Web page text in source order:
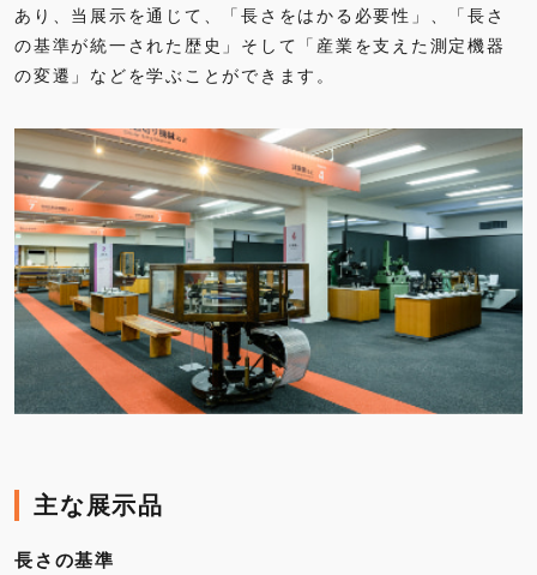
あり、当展示を通じて、「長さをはかる必要性」、「長さ
の基準が統一された歴史」そして「産業を支えた測定機器
の変遷」などを学ぶことができます。
主な展示品
長さの基準